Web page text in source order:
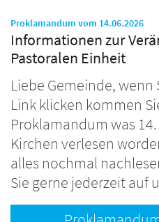
Proklamandum vom 14.06.2026:
Informationen zur
Pastoralen Einheit
Liebe Gemeinde,
Link klicken kommen
Proklamandum was
Kirchen verlesen
alles nochmal
Sie gerne jederzeit auf